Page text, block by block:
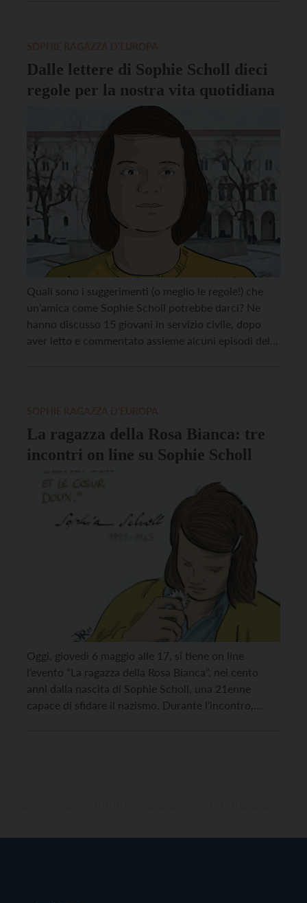
Dalle lettere di Sophie Scholl dieci
regole per la nostra vita quotidiana
Quali sono i suggerimenti (o meglio le regole!) che
un’amica come Sophie Scholl potrebbe darci? Ne
hanno discusso 15 giovani in servizio civile, dopo
aver letto e commentato assieme alcuni episodi del
La ragazza della Rosa Bianca: tre
incontri on line su Sophie Scholl
Oggi, giovedì 6 maggio alle 17, si tiene on line
l’evento “La ragazza della Rosa Bianca”, nei cento
anni dalla nascita di Sophie Scholl, una 21enne
capace di sfidare il nazismo. Durante l’incontro,